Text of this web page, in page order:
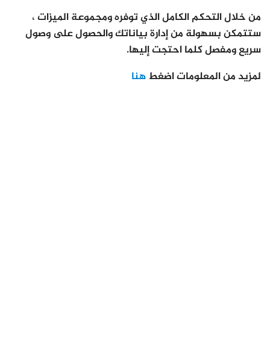
من خلال التحكم الكامل الذي توفره ومجموعة الميزات ،
ستتمكن بسهولة من إدارة بياناتك والحصول على وصول
سريع ومفصل كلما احتجت إليها.
لمزيد من المعلومات اضغط هنا